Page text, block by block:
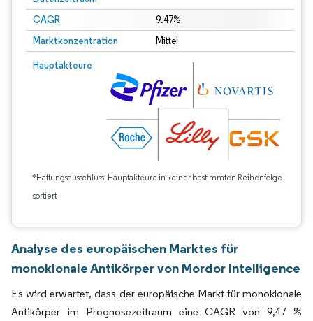
CAGR 9.47%
Marktkonzentration Mittel
Hauptakteure
*Haftungsausschluss: Hauptakteure in keiner bestimmten Reihenfolge
sortiert
Analyse des europäischen Marktes für
monoklonale Antikörper von Mordor Intelligence
Es wird erwartet, dass der europäische Markt für monoklonale
Antikörper im Prognosezeitraum eine CAGR von 9,47 %